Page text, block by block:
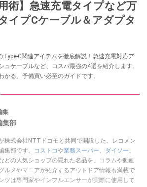
術】急速充電タイプなど万
イプCケーブル＆アダプタ
C関連アイテムを徹底解説！急速充電対応ア
ュケーブルなど、コスパ最強の4選を紹介します。
かる、予備買い必至のガイドです。
集
集部
株式会社NTTドコモと共同で開設した、レコメン
集部です。
コストコや業務スーパー ダイソー
どの人気ショップの隠れた名品を、コラムや動画
ルメやマニアが紹介するアウトドア情報も満載で
ツは専門家やインフルエンサーが実際に使用して